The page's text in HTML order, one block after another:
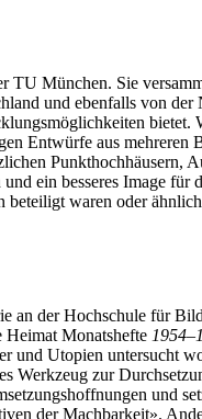
TU München. Sie
und ebenfalls von
Entwürfe aus
ein besseres Image
waren oder
an der Hochschule für
Heimat Monatshefte
und Utopien untersucht
zur
und
der Machbarkeit».